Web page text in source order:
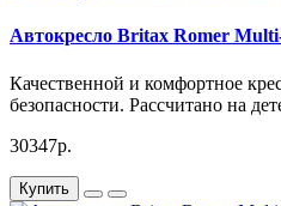
Автокресло Britax Romer
Качественной и комфортное
безопасности. Рассчитано на
30347р.
Купить